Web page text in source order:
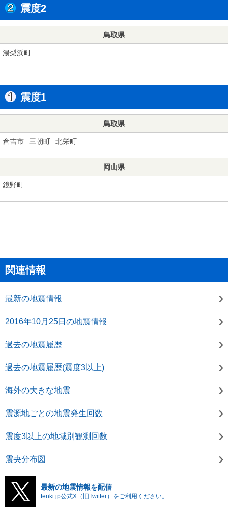
震度2
鳥取県
湯梨浜町
震度1
鳥取県
倉吉市 三朝町 北栄町
岡山県
鏡野町
関連情報
最新の地震情報
2016年10月25日の地震情報
過去の地震履歴
過去の地震履歴(震度3以上)
海外の大きな地震
震源地ごとの地震発生回数
震度3以上の地域別観測回数
震央分布図
最新の地震情報を配信
tenki.jp公式X（旧Twitter）をご利用ください。